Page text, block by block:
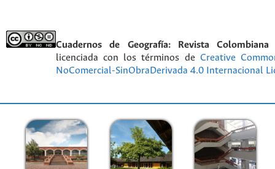
Cuadernos de Geografía: Revista Colombiana
licenciada con los términos de Creative
NoComercial-SinObraDerivada 4.0 Internacional